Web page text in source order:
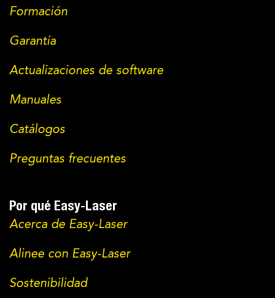
Formación
Garantía
Actualizaciones de software
Manuales
Catálogos
Preguntas frecuentes
Por qué Easy-Laser
Acerca de Easy-Laser
Alinee con Easy-Laser
Sostenibilidad